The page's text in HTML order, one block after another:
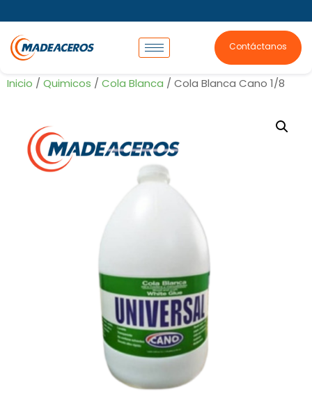
Contáctanos
Inicio / Quimicos / Cola Blanca / Cola Blanca Cano 1/8